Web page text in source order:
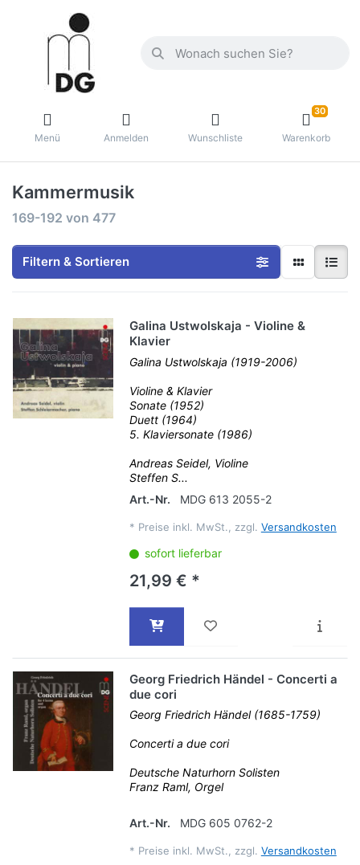
Menü Anmelden Wunschliste
30
Warenkorb
Kammermusik
169-192 von 477
Filtern & Sortieren
Galina Ustwolskaja - Violine &
Klavier
Galina Ustwolskaja (1919-2006)
Violine & Klavier
Sonate (1952)
Duett (1964)
5. Klaviersonate (1986)
Andreas Seidel, Violine
Steffen S...
Art.-Nr.
MDG 613 2055-2
* Preise inkl. MwSt., zzgl. Versandkosten
sofort lieferbar
21,99 € *
Georg Friedrich Händel - Concerti a
due cori
Georg Friedrich Händel (1685-1759)
Concerti a due cori
Deutsche Naturhorn Solisten
Franz Raml, Orgel
Art.-Nr. MDG 605 0762-2
* Preise inkl. MwSt., zzgl. Versandkosten